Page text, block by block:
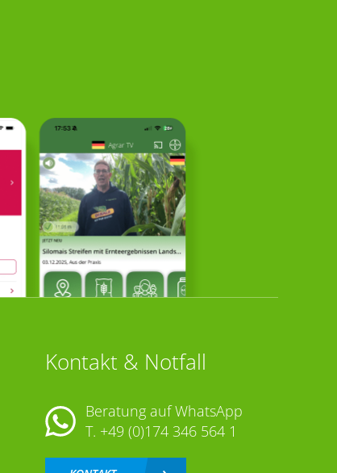
Kontakt & Notfall
Beratung auf WhatsApp
T. +49 (0)174 346 564 1